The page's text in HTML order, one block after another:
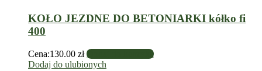
KOŁO JEZDNE DO BETONIARKI kółko fi
400
Cena:130.00 zł Dodaj do koszyka
Dodaj do ulubionych